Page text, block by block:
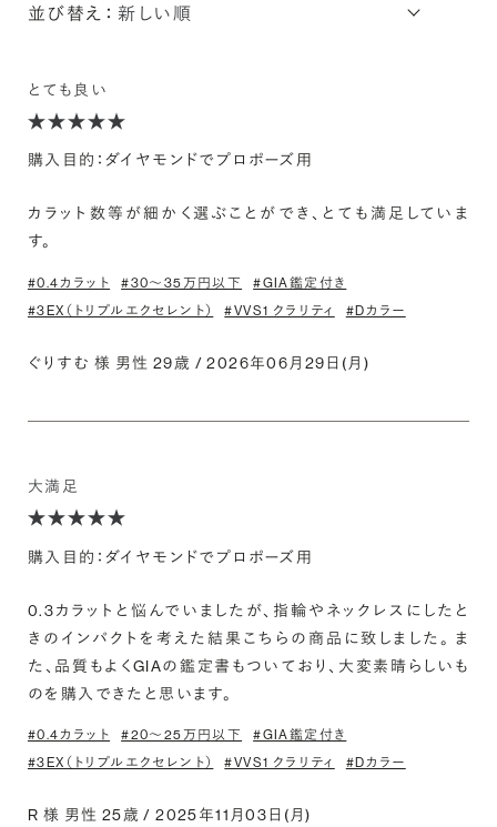
並び替え：
とても良い
購入目的：ダイヤモンドでプロポーズ用
カラット数等が細かく選ぶことができ、とても満足していま
す。
#0.4カラット #30〜35万円以下
#GIA鑑定付き
#3EX（トリプルエクセレント）
#VVS1 クラリティ #Dカラー
ぐりすむ 様 男性 29歳 / 2026年06月29日(月)
大満足
購入目的：ダイヤモンドでプロポーズ用
0.3カラットと悩んでいましたが、指輪やネックレスにしたと
きのインパクトを考えた結果こちらの商品に致しました。 ま
た、品質もよくGIAの鑑定書もついており、大変素晴らしいも
のを購入できたと思います。
#0.4カラット #20〜25万円以下
#GIA鑑定付き
#3EX（トリプルエクセレント）
#VVS1 クラリティ #Dカラー
R 様 男性 25歳 / 2025年11月03日(月)